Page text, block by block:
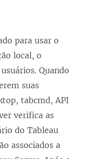
para usar o
local, o
Quando
suas
tabcmd, API
verifica as
do Tableau
associados a